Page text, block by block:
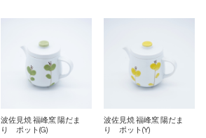
波佐見焼 福峰窯 陽だま
り ポット(G)
波佐見焼 福峰窯 陽だま
り ポット(Y)